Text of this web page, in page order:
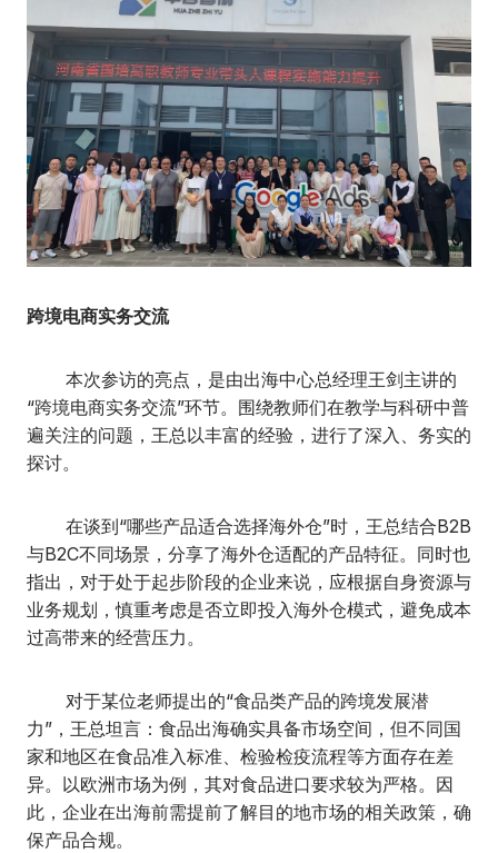
跨境电商实务交流
本次参访的亮点，是由出海中心总经理王剑主讲的
“跨境电商实务交流”环节。围绕教师们在教学与科研中普
遍关注的问题，王总以丰富的经验，进行了深入、务实的
探讨。
在谈到“哪些产品适合选择海外仓”时，王总结合B2B
与B2C不同场景，分享了海外仓适配的产品特征。同时也
指出，对于处于起步阶段的企业来说，应根据自身资源与
业务规划，慎重考虑是否立即投入海外仓模式，避免成本
过高带来的经营压力。
对于某位老师提出的“食品类产品的跨境发展潜
力”，王总坦言：食品出海确实具备市场空间，但不同国
家和地区在食品准入标准、检验检疫流程等方面存在差
异。以欧洲市场为例，其对食品进口要求较为严格。因
此，企业在出海前需提前了解目的地市场的相关政策，确
保产品合规。